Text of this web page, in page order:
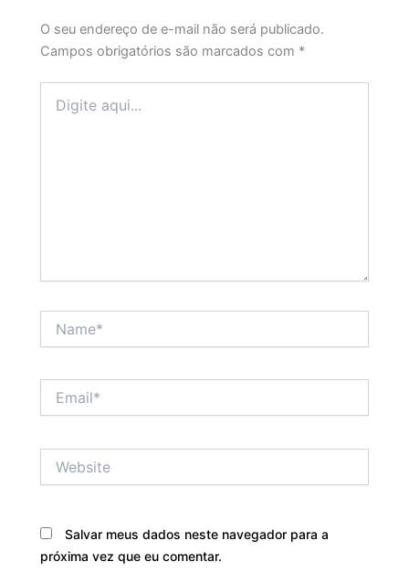
O seu endereço de e-mail não será publicado.
Campos obrigatórios são marcados com *
aqui...
Salvar meus dados neste navegador para a
próxima vez que eu comentar.